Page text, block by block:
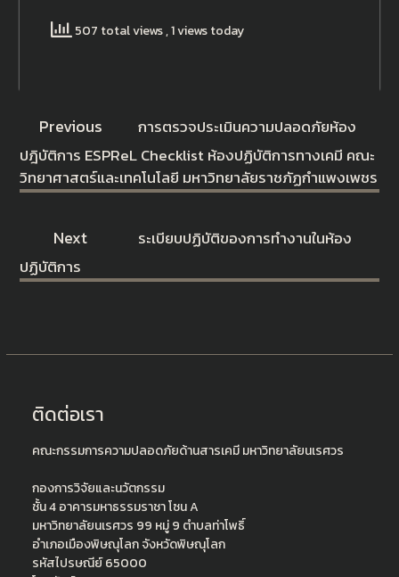
507 total views, 1 views today
Previous
การตรวจประเมินความปลอดภัยห้อง
ปฎิบัติการ ESPReL Checklist ห้องปฏิบัติการทางเคมี คณะ
วิทยาศาสตร์และเทคโนโลยี มหาวิทยาลัยราชภัฏกำแพงเพชร
Next
ระเบียบปฏิบัติของการทำงานในห้อง
ปฏิบัติการ
ติดต่อเรา
คณะกรรมการความปลอดภัยด้านสารเคมี มหาวิทยาลัยนเรศวร
กองการวิจัยและนวัตกรรม
ชั้น 4 อาคารมหาธรรมราชา โซน A
มหาวิทยาลัยนเรศวร 99 หมู่ 9 ตำบลท่าโพธิ์
อำเภอเมืองพิษณุโลก จังหวัดพิษณุโลก
รหัสไปรษณีย์ 65000